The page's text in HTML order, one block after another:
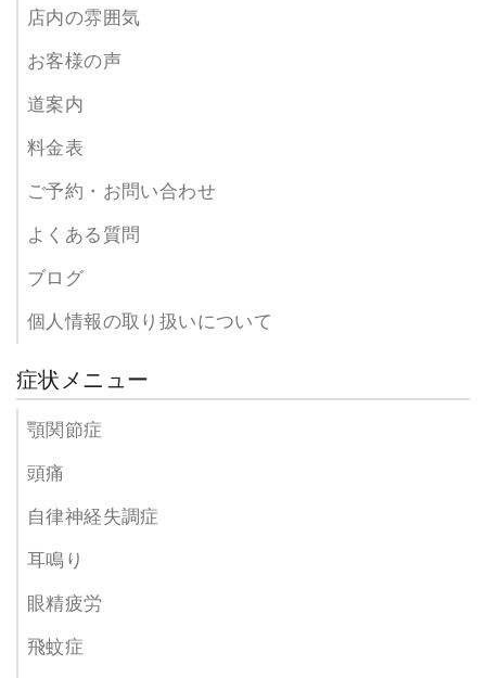
店内の雰囲気
お客様の声
道案内
料金表
ご予約・お問い合わせ
よくある質問
ブログ
個人情報の取り扱いについて
症状メニュー
顎関節症
頭痛
自律神経失調症
耳鳴り
眼精疲労
飛蚊症